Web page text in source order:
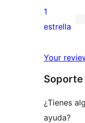
3
estrellas
de
estrellas
1
de
estrellas
1
estrella
Your
Soporte
¿Tienes
ayuda?